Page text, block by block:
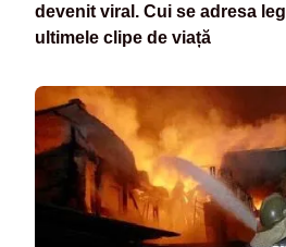
devenit viral. Cui se adresa
ultimele clipe de viață